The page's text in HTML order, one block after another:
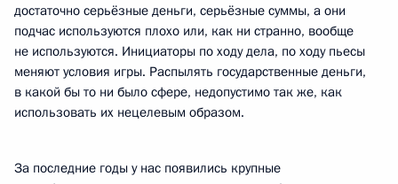
достаточно серьёзные деньги, серьёзные суммы, а они
подчас используются плохо или, как ни странно, вообще
не используются. Инициаторы по ходу дела, по ходу пьесы
меняют условия игры. Распылять государственные деньги,
в какой бы то ни было сфере, недопустимо так же, как
использовать их нецелевым образом.
За последние годы у нас появились крупные